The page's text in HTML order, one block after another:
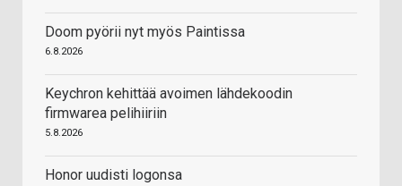
Doom pyörii nyt myös Paintissa
6.8.2026
Keychron kehittää avoimen lähdekoodin
firmwarea pelihiiriin
5.8.2026
Honor uudisti logonsa